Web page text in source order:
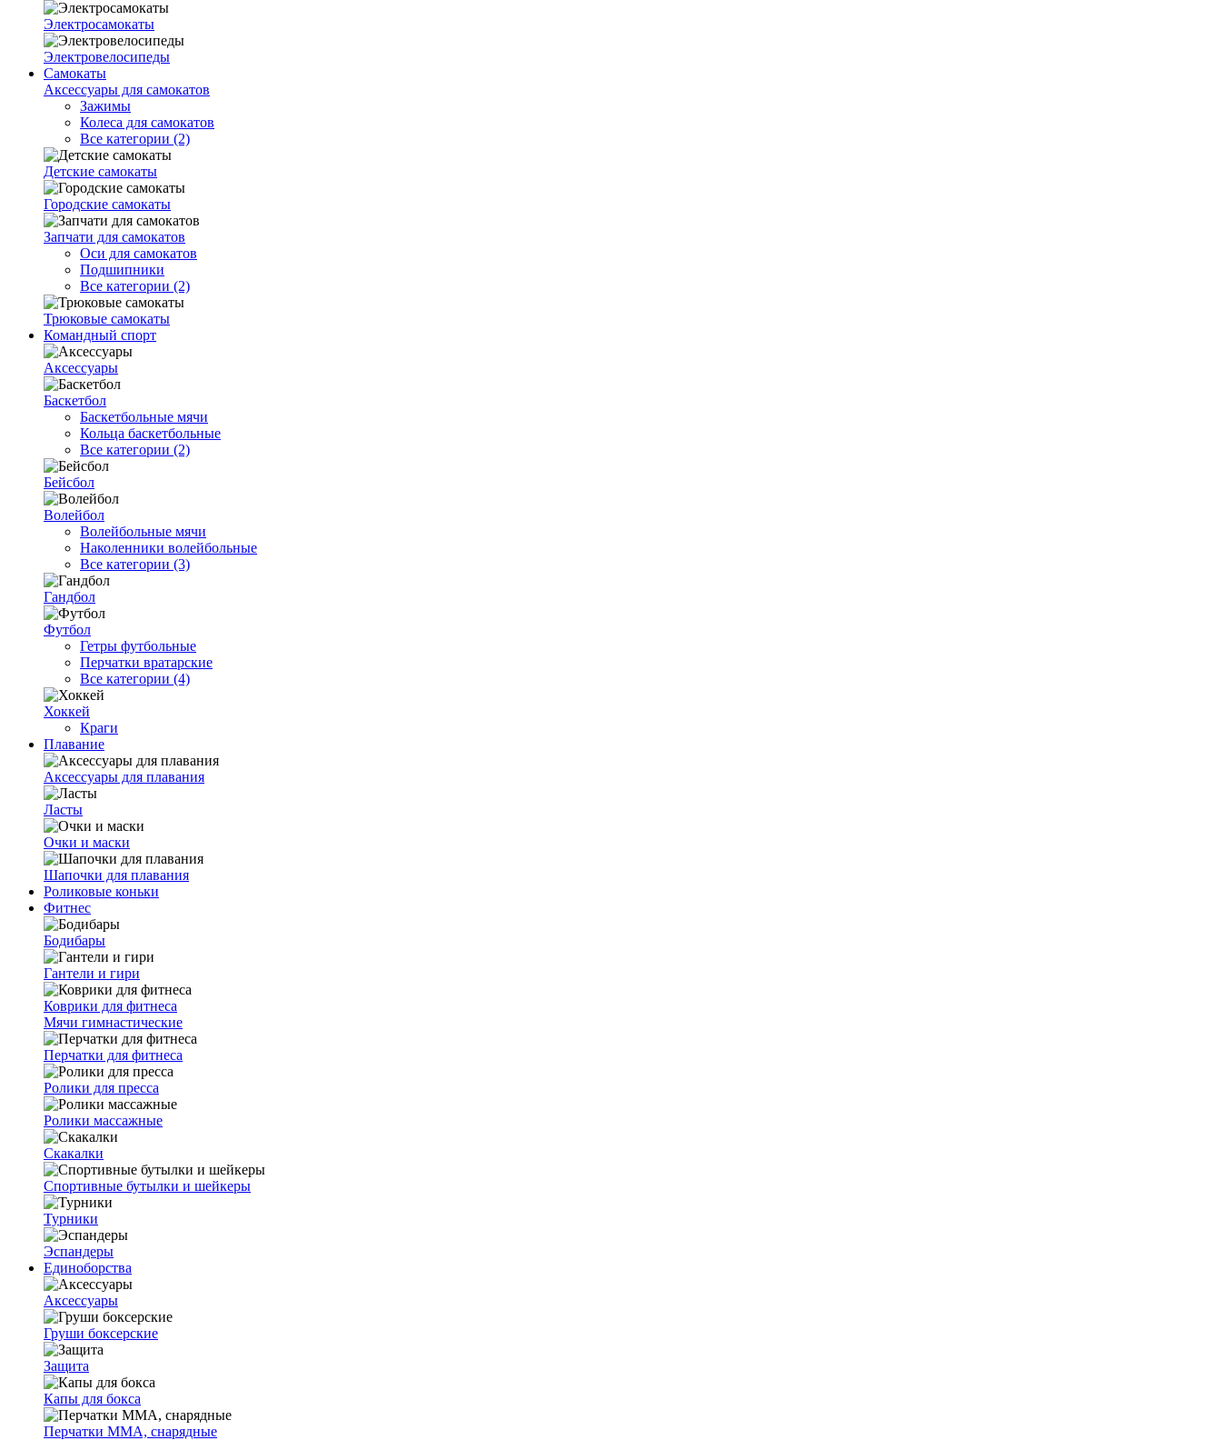
Электросамокаты
Электровелосипеды
Самокаты
Аксессуары для самокатов
Зажимы
Колеса для самокатов
Все категории (2)
Детские самокаты
Городские самокаты
Запчати для самокатов
Оси для самокатов
Подшипники
Все категории (2)
Трюковые самокаты
Командный спорт
Аксессуары
Баскетбол
Баскетбольные мячи
Кольца баскетбольные
Все категории (2)
Бейсбол
Волейбол
Волейбольные мячи
Наколенники волейбольные
Все категории (3)
Гандбол
Футбол
Гетры футбольные
Перчатки вратарские
Все категории (4)
Хоккей
Краги
Плавание
Аксессуары для плавания
Ласты
Очки и маски
Шапочки для плавания
Роликовые коньки
Фитнес
Бодибары
Гантели и гири
Коврики для фитнеса
Мячи гимнастические
Перчатки для фитнеса
Ролики для пресса
Ролики массажные
Скакалки
Спортивные бутылки и шейкеры
Турники
Эспандеры
Единоборства
Аксессуары
Груши боксерские
Защита
Капы для бокса
Перчатки ММА, снарядные